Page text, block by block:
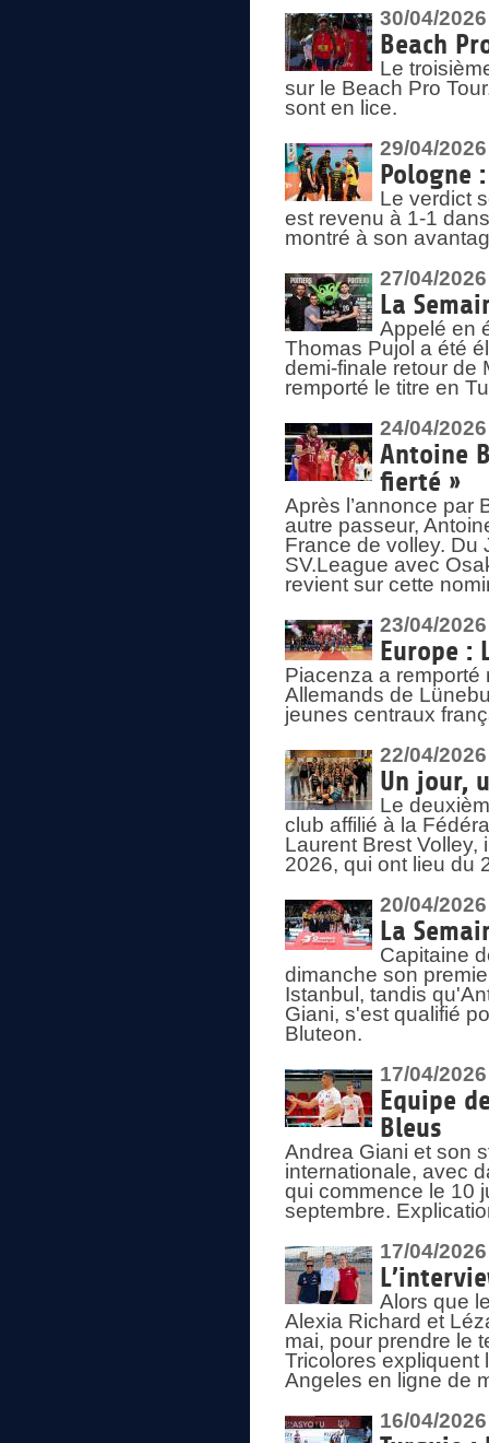
30/04/2026
Beach
Le
sur le Beach Pro
sont en lice.
29/04/2026
Pologne
Le verdict
est revenu à 1-1
montré à son
27/04/2026
La
Appelé en
Thomas Pujol a été
demi-finale retour de
remporté le titre en
24/04/2026
Antoine
fierté »
Après l’annonce par
autre passeur,
France de volley. Du
SV.League avec
revient sur cette
23/04/2026
Europe :
Piacenza a remporté
Allemands de
jeunes centraux
22/04/2026
Un jour,
Le
club affilié à la
Laurent Brest Volley,
2026, qui ont lieu du
20/04/2026
La
Capitaine
dimanche son
Istanbul, tandis
Giani, s'est qualifié
Bluteon.
17/04/2026
Equipe
Bleus
Andrea Giani et son
internationale, avec
qui commence le 10
septembre.
17/04/2026
Alors que
Alexia Richard et
mai, pour prendre le
Tricolores expliquent
Angeles en ligne de
16/04/2026